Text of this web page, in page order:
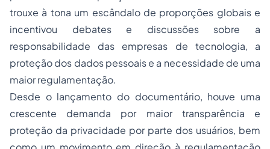
trouxe à tona um escândalo de proporções globais e
incentivou debates e discussões sobre a
responsabilidade das empresas de tecnologia, a
proteção dos dados pessoais e a necessidade de uma
maior regulamentação.
Desde o lançamento do documentário, houve uma
crescente demanda por maior transparência e
proteção da privacidade por parte dos usuários, bem